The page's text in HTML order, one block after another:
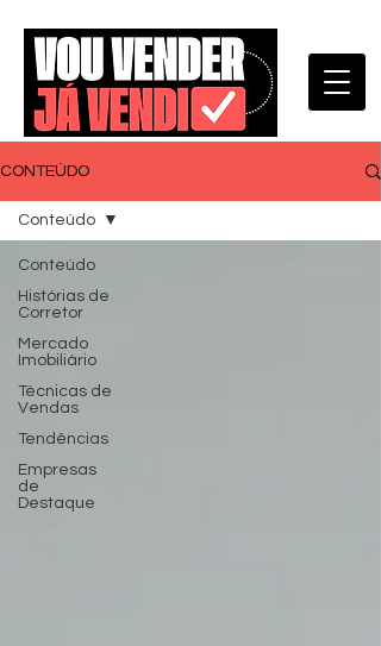
CONTEÚDO
Conteúdo
Histórias de
Corretor
Mercado
Imobiliário
Técnicas de
Vendas
Tendências
Empresas
de
Destaque
Conteúdo